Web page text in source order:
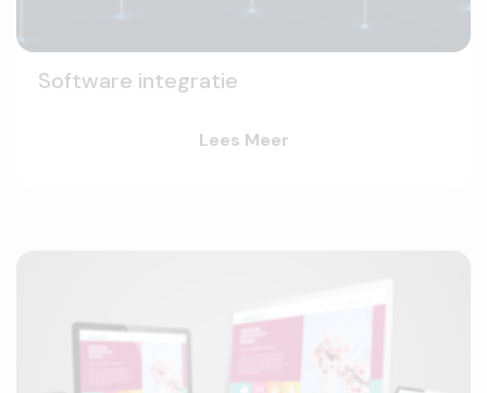
Software integratie
Lees Meer